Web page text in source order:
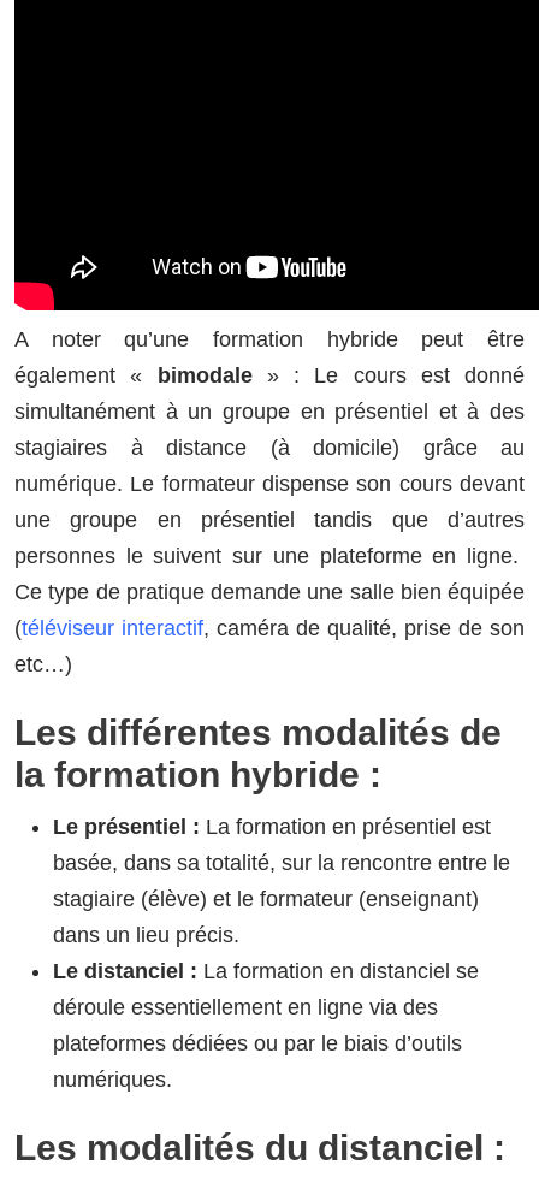
A noter qu’une formation hybride peut être
également « bimodale» : Le cours est donné
simultanément à un groupe en présentiel et à des
stagiaires à distance (à domicile) grâce au
numérique. Le formateur dispense son cours devant
une groupe en présentiel tandis que d’autres
personnes le suivent sur une plateforme en ligne.
Ce type de pratique demande une salle bien équipée
(téléviseur interactif, caméra de qualité, prise de son
etc…)
Les différentes modalités de
la formation hybride :
Le présentiel : La formation en présentiel est
basée, dans sa totalité, sur la rencontre entre le
stagiaire (élève) et le formateur (enseignant)
dans un lieu précis.
Le distanciel : La formation en distanciel se
déroule essentiellement en ligne via des
plateformes dédiées ou par le biais d’outils
numériques.
Les modalités du distanciel :